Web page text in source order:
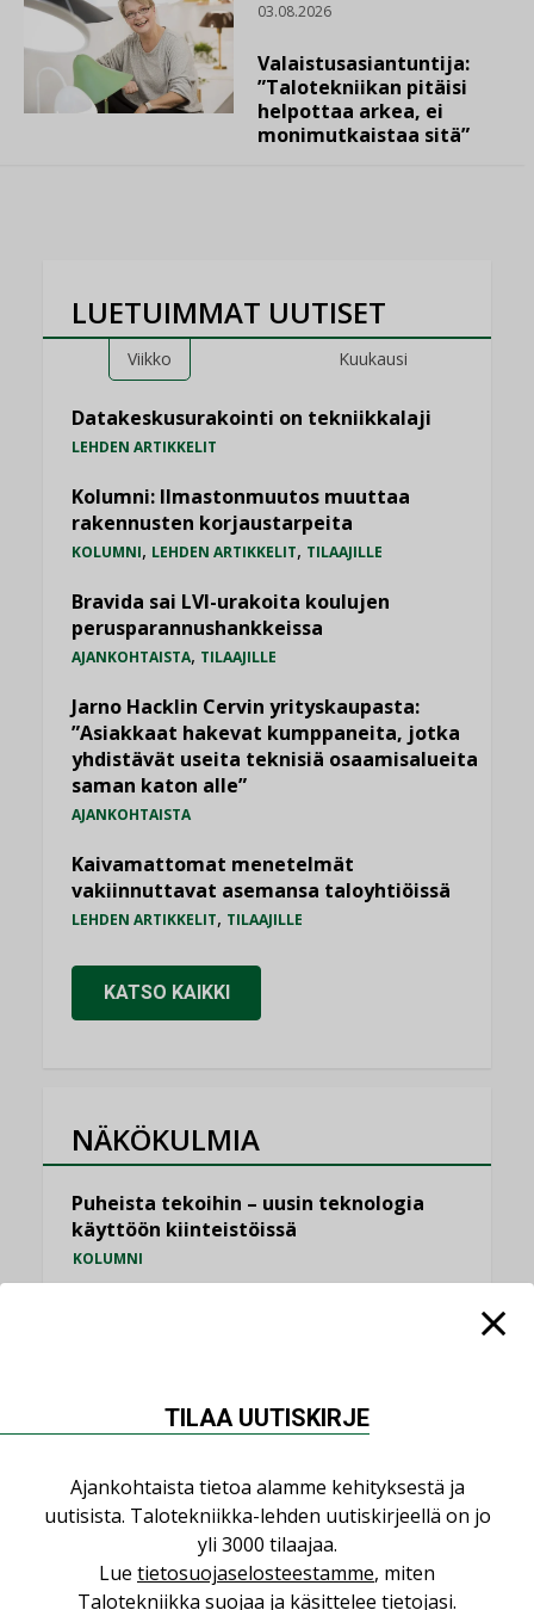
03.08.2026
Valaistusasiantuntija:
”Talotekniikan pitäisi
helpottaa arkea, ei
monimutkaistaa sitä”
LUETUIMMAT UUTISET
Viikko Kuukausi
Datakeskusurakointi on tekniikkalaji
LEHDEN ARTIKKELIT
Kolumni: Ilmastonmuutos muuttaa
rakennusten korjaustarpeita
KOLUMNI, LEHDEN ARTIKKELIT, TILAAJILLE
Bravida sai LVI-urakoita koulujen
perusparannushankkeissa
AJANKOHTAISTA, TILAAJILLE
Jarno Hacklin Cervin yrityskaupasta:
”Asiakkaat hakevat kumppaneita, jotka
yhdistävät useita teknisiä osaamisalueita
saman katon alle”
AJANKOHTAISTA
Kaivamattomat menetelmät
vakiinnuttavat asemansa taloyhtiöissä
LEHDEN ARTIKKELIT, TILAAJILLE
KATSO KAIKKI
NÄKÖKULMIA
Puheista tekoihin – uusin teknologia
käyttöön kiinteistöissä
KOLUMNI
ilmanvaihtoa
Miten varmistetaan EPD-dokumenteista
saatavien tietojen vertailukelpoisuus?
Vesi- ja viemärimitoittaminen on
TILAA UUTISKIRJE
Ajankohtaista tietoa alamme kehityksestä ja
uutisista. Talotekniikka-lehden uutiskirjeellä on jo
yli 3000 tilaajaa.
Lue tietosuojaselosteestamme, miten
Talotekniikka suojaa ja käsittelee tietojasi.